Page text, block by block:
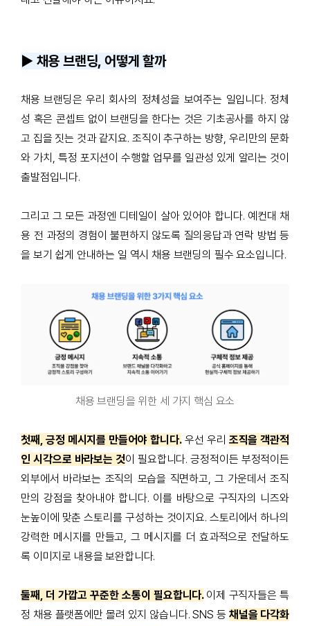
▶️ 채용 브랜딩, 어떻게 할까
채용 브랜딩은 우리 회사의 정체성을 보여주는 일입니다. 정체
성 혹은 콘셉트 없이 브랜딩을 한다는 것은 기초공사를 하지 않
고 집을 짓는 것과 같지요. 조직이 추구하는 방향, 우리만의 문화
와 가치, 특정 포지션이 수행할 업무를 일관성 있게 알리는 것이
출발점입니다.
그리고 그 모든 과정엔 디테일이 살아 있어야 합니다. 예컨대 채
용 전 과정의 경험이 불편하지 않도록 질의응답과 연락 방법 등
을 보기 쉽게 안내하는 일 역시 채용 브랜딩의 필수 요소입니다.
채용 브랜딩을 위한 세 가지 핵심 요소
첫째, 긍정 메시지를 만들어야 합니다.우선 우리 조직을 객관적
인 시각으로 바라보는 것이 필요합니다. 긍정적이든 부정적이든
외부에서 바라보는 조직의 모습을 직면하고, 그 가운데서 조직
만의 강점을 찾아내야 합니다. 이를 바탕으로 구직자의 니즈와
눈높이에 맞춘 스토리를 구성하는 것이지요. 스토리에서 하나의
강력한 메시지를 만들고, 그 메시지를 더 효과적으로 전달하도
록 이미지로 내용을 보완합니다.
둘째, 더 가깝고 꾸준한 소통이 필요합니다. 이제 구직자들은 특
정 채용 플랫폼에만 몰려 있지 않습니다. SNS 등 채널을 다각화